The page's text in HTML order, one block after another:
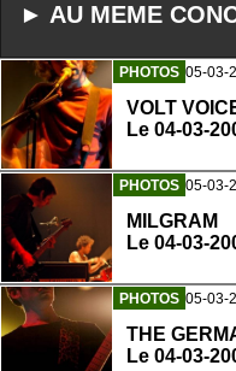
► AU MEME
PHOTOS 05-03-
VOLT
Le 04-03-
PHOTOS 05-03-
MILGRAM
Le 04-03-
PHOTOS 05-03-
THE
Le 04-03-